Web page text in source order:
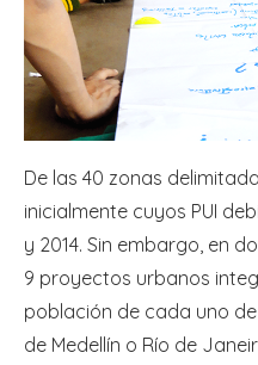
De las 40 zonas
inicialmente cuyos PUI
y 2014. Sin embargo, en
9 proyectos urbanos
población de cada uno
de Medellín o Río de